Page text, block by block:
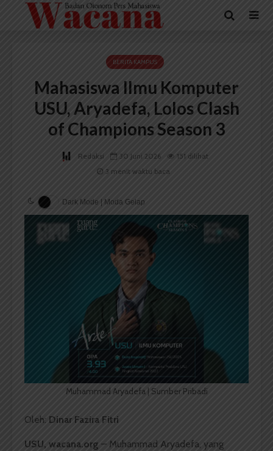
BERITA KAMPUS
Mahasiswa Ilmu Komputer
USU, Aryadefa, Lolos Clash
of Champions Season 3
Redaksi 30 Juni 2026
151 dilihat
3 menit waktu baca
Dark Mode | Moda Gelap
Muhammad Aryadefa | Sumber Pribadi
Oleh: Dinar Fazira Fitri
USU, wacana.org – Muhammad Aryadefa, yang